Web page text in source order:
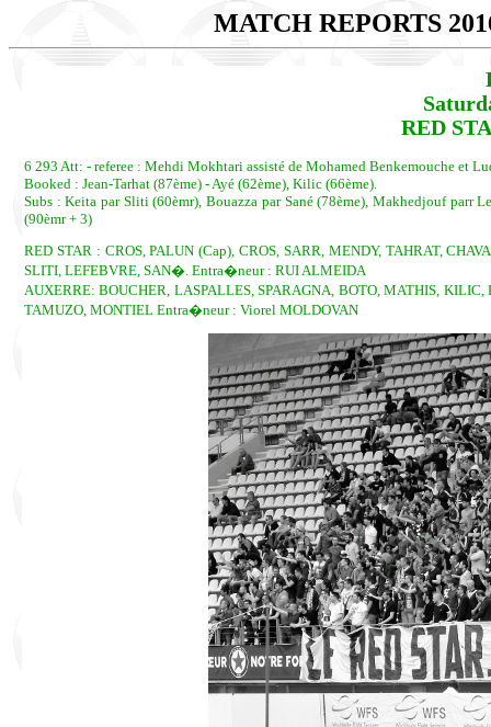
MATCH REPORTS
RED
6 293 Att: - referee : Mehdi Mokhtari assisté de Mohamed Benkemouche et
Booked : Jean-Tarhat (87ème) - Ayé (62ème), Kilic (66ème).
Subs : Keita par Sliti (60èmr), Bouazza par Sané (78ème), Makhedjouf parr
(90èmr + 3)
RED STAR : CROS, PALUN (Cap), CROS, SARR, MENDY, TAHRAT,
SLITI, LEFEBVRE, SAN�. Entra�neur : RUI ALMEIDA
AUXERRE: BOUCHER, LASPALLES, SPARAGNA, BOTO, MATHIS,
TAMUZO, MONTIEL Entra�neur : Viorel MOLDOVAN